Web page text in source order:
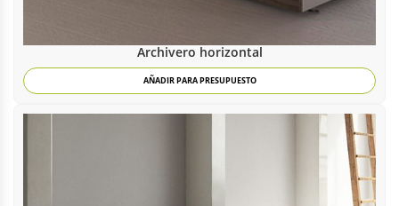
Archivero horizontal
AÑADIR PARA PRESUPUESTO